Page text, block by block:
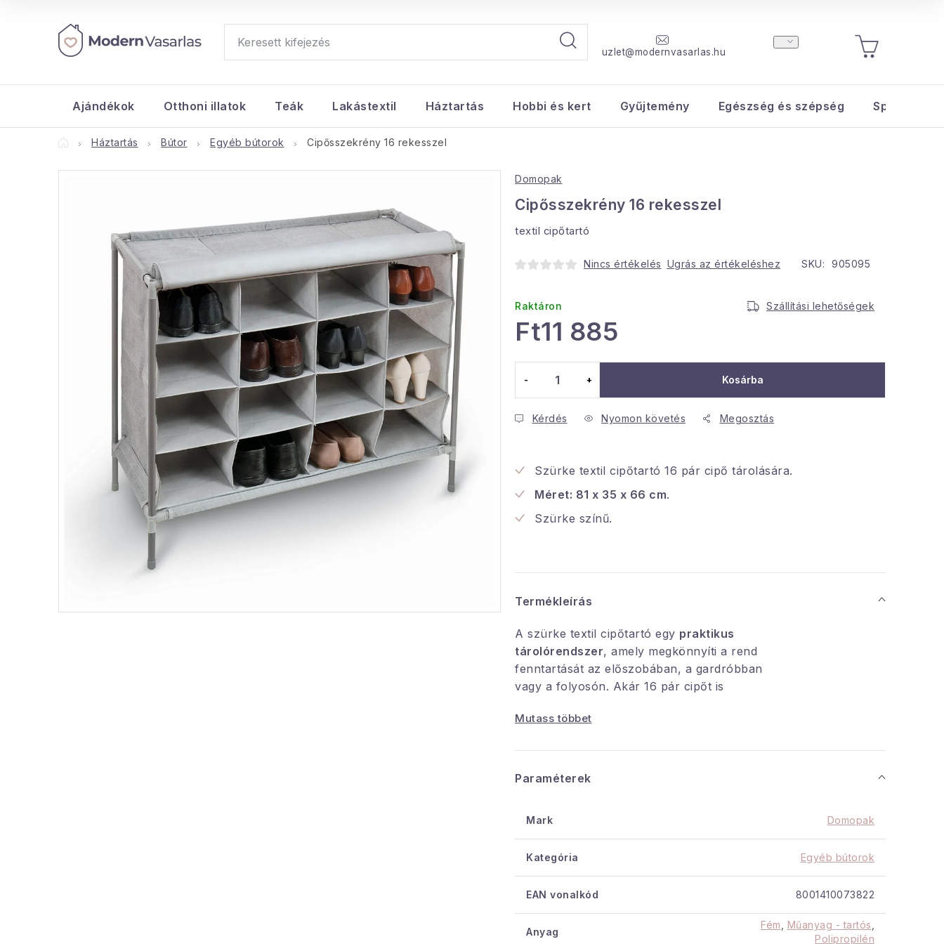
tartalomhoz
uzlet@modernvasarlas.hu
KOSÁR
Ajándékok Otthoni illatok Teák Lakástextil Háztartás Hobbi és kert Gyűjtemény Egészség és szépség Sport és
KezdőlapHáztartás Bútor Egyéb bútorok Cipősszekrény 16 rekesszel
Domopak
Cipősszekrény 16 rekesszel
textil cipőtartó
Nincs értékelés Ugrás az értékeléshez SKU: 905095
Raktáron Szállítási lehetőségek
Ft11 885
Kosárba
Kérdés Nyomon követés Megosztás
Szürke textil cipőtartó 16 pár cipő tárolására.
Méret: 81 x 35 x 66 cm.
Szürke színű.
Termékleírás
A szürke textil cipőtartó egy praktikus
tárolórendszer, amely megkönnyíti a rend
fenntartását az előszobában, a gardróbban
vagy a folyosón. Akár 16 pár cipőt is
nagyon egyszerű összeszerelés és a stabil
Segít a rend fenntartásában,
16 pár cipőhöz,
Szín: szürke,
Szerkezeti anyag: fém, polipropilén,
A polcok anyaga: textil huzat
Láb magassága 12,5 cm, anyaga műanyag,
Mutass többet
Paraméterek
Mark Domopak
Kategória Egyéb bútorok
EAN vonalkód 8001410073822
Anyag
Fém Műanyag - tartós
Polipropilén